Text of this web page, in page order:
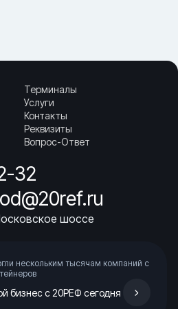
и точки крепления
40 футов (складной)» в Нижнем
Flat Rack контейнер 40
чаще всего?
40 футов (складной)
обычного?
Терминалы
Услуги
Контакты
Реквизиты
Вопрос-Ответ
32
шоссе
нескольким тысячам компаний с
бизнес с 20РЕФ сегодня